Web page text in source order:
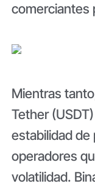
comerciantes
Mientras
Tether
estabilidad de
operadores
volatilidad.